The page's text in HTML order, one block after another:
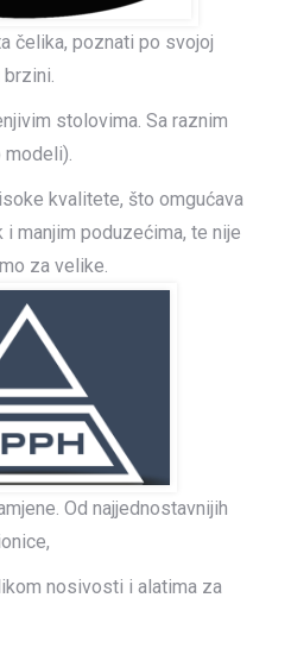
čelika, poznati po svojoj
stolovima. Sa raznim
modeli).
kvalitete, što omgućava
manjim poduzećima, te nije
za velike.
Od najjednostavnijih
nosivosti i alatima za